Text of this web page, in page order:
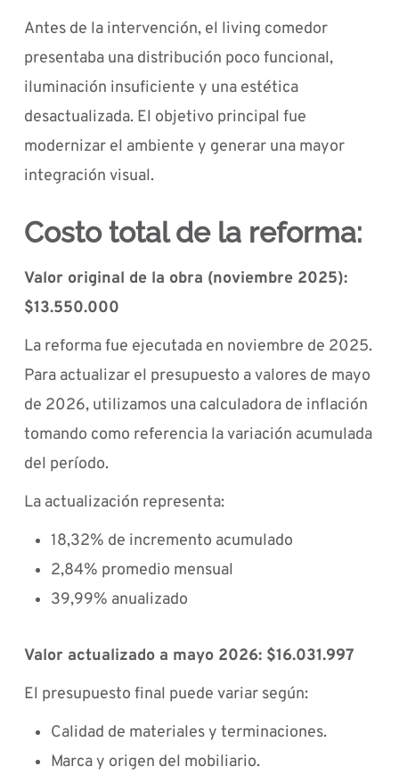
Antes de la intervención, el living comedor
presentaba una distribución poco funcional,
iluminación insuficiente y una estética
desactualizada. El objetivo principal fue
modernizar el ambiente y generar una mayor
integración visual.
Costo total de la reforma:
Valor original de la obra (noviembre 2025):
$13.550.000
La reforma fue ejecutada en noviembre de 2025.
Para actualizar el presupuesto a valores de mayo
de 2026, utilizamos una calculadora de inflación
tomando como referencia la variación acumulada
del período.
La actualización representa:
18,32% de incremento acumulado
2,84% promedio mensual
39,99% anualizado
Valor actualizado a mayo 2026: $16.031.997
El presupuesto final puede variar según:
Calidad de materiales y terminaciones.
Marca y origen del mobiliario.